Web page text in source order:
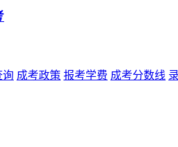
询 成考政策 报考学费 成考分数线